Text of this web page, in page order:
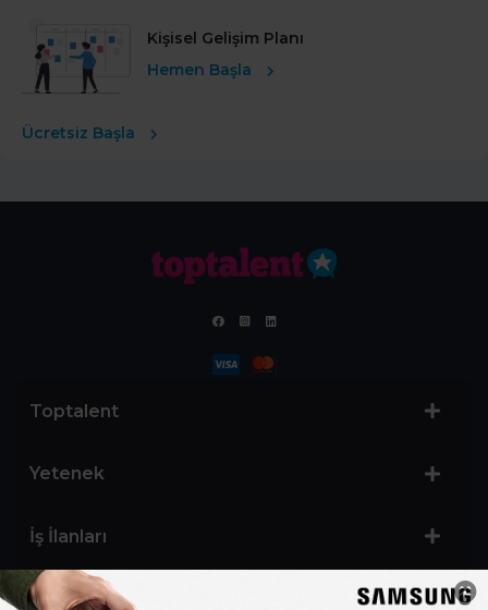
Kişisel Gelişim Planı
Hemen Başla
Ücretsiz Başla
Toptalent
Yetenek
İş İlanları
Sertifika Programları